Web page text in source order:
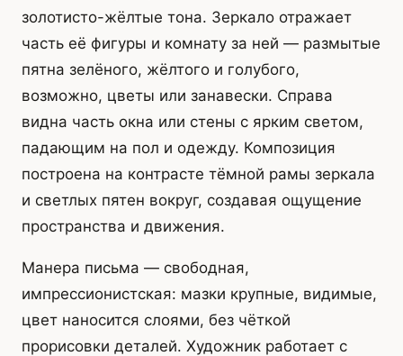
золотисто-жёлтые тона. Зеркало отражает
часть её фигуры и комнату за ней — размытые
пятна зелёного, жёлтого и голубого,
возможно, цветы или занавески. Справа
видна часть окна или стены с ярким светом,
падающим на пол и одежду. Композиция
построена на контрасте тёмной рамы зеркала
и светлых пятен вокруг, создавая ощущение
пространства и движения.
Манера письма — свободная,
импрессионистская: мазки крупные, видимые,
цвет наносится слоями, без чёткой
прорисовки деталей. Художник работает с